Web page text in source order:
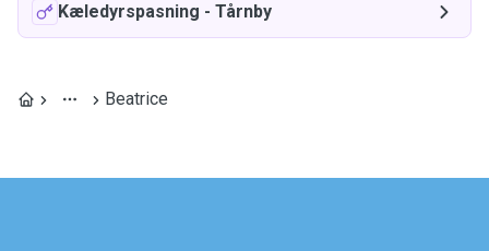
Kæledyrspasning - Tårnby
Beatrice